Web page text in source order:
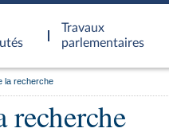
Travaux
parlementaires
la recherche
recherche